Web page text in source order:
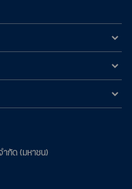
ำกัด (มหาชน)